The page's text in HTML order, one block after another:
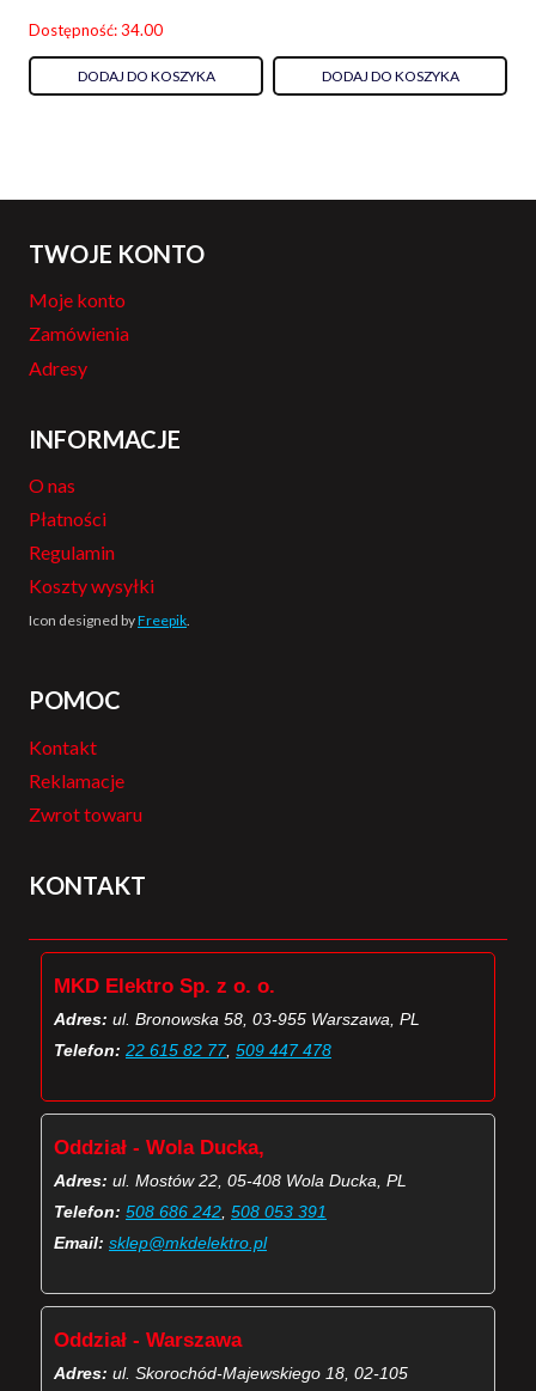
Dostępność: 34.00
DODAJ DO KOSZYKA DODAJ DO KOSZYKA
TWOJE KONTO
Moje konto
Zamówienia
Adresy
INFORMACJE
O nas
Płatności
Regulamin
Koszty wysyłki
Icon designed byFreepik.
POMOC
Kontakt
Reklamacje
Zwrot towaru
KONTAKT
MKD Elektro Sp. z o. o.
Adres: ul. Bronowska 58, 03-955 Warszawa, PL
Telefon: 22 615 82 77, 509 447 478
Oddział - Wola Ducka,
Adres: ul. Mostów 22, 05-408 Wola Ducka, PL
Telefon: 508 686 242 508 053 391
Email: sklep@mkdelektro.pl
Oddział - Warszawa
Adres: ul. Skorochód-Majewskiego 18, 02-105